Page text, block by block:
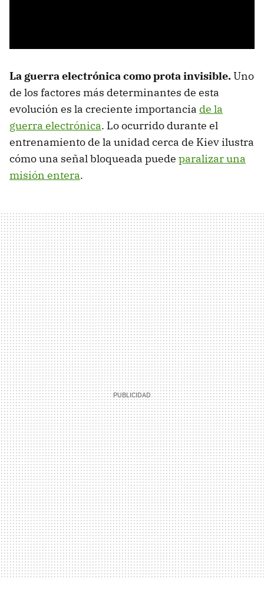
La guerra electrónica como prota invisible.Uno
de los factores más determinantes de esta
evolución es la creciente importancia de la
guerra electrónica. Lo ocurrido durante el
entrenamiento de la unidad cerca de Kiev ilustra
cómo una señal bloqueada puede paralizar una
misión entera.